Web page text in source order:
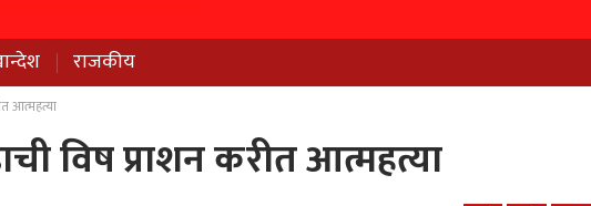
राजकीय
आत्महत्या
विष प्राशन करीत आत्महत्या